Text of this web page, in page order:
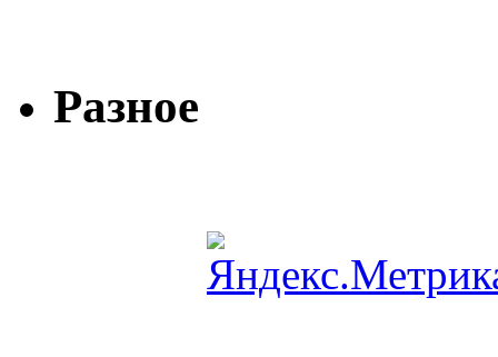
Разное